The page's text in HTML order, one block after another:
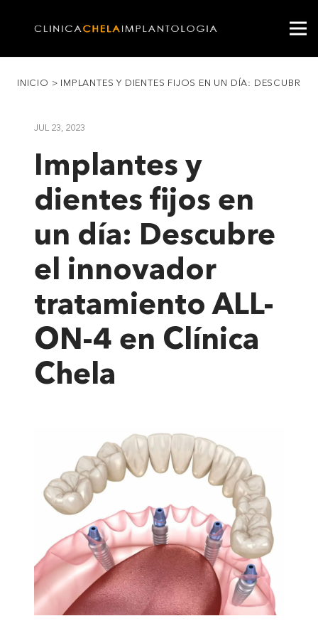
INICIO > IMPLANTES Y DIENTES FIJOS EN UN DÍA:
JUL 23, 2023
Implantes y
dientes fijos en
un día: Descubre
el innovador
tratamiento ALL-
ON-4 en Clínica
Chela